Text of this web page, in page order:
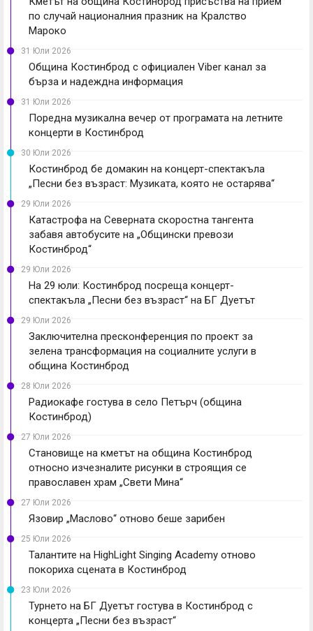
по случай националния празник на Кралство
Мароко
31 Юли 2026
Община Костинброд с официален Viber канал за
бърза и надеждна информация
31 Юли 2026
Поредна музикална вечер от програмата на летните
концерти в Костинброд
30 Юли 2026
Костинброд бе домакин на концерт-спектакъла
„Песни без възраст: Музиката, която не остарява“
29 Юли 2026
Катастрофа на Северната скоростна тангента
забавя автобусите на „Общински превози
Костинброд“
29 Юли 2026
На 29 юли: Костинброд посреща концерт-
спектакъла „Песни без възраст“ на БГ Дуетът
29 Юли 2026
Заключителна пресконференция по проект за
зелена трансформация на социалните услуги в
община Костинброд
28 Юли 2026
Радиокафе гостува в село Петърч (община
Костинброд)
27 Юли 2026
Становище на кметът на община Костинброд
относно изчезналите рисунки в строящия се
православен храм „Свети Мина“
27 Юли 2026
Язовир „Маслово“ отново беше зарибен
25 Юли 2026
Талантите на HighLight Singing Academy отново
покориха сцената в Костинброд
23 Юли 2026
Турнето на БГ Дуетът гостува в Костинброд с
концерта „Песни без възраст“